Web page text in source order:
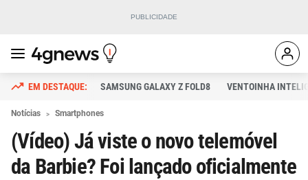
SAMSUNG GALAXY Z FOLD8 VENTOINHA
Notícias Smartphones
(Vídeo) Já viste o novo telemóvel
da Barbie? Foi lançado oficialmente